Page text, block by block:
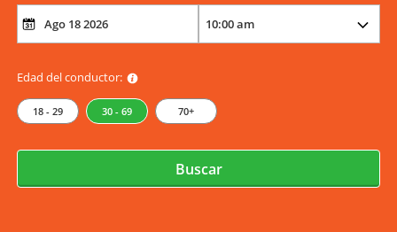
Edad del conductor:
18 - 29 30 - 69 70+
Buscar